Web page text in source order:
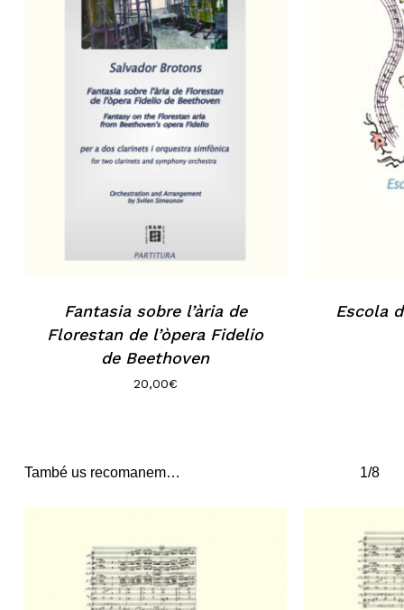
No hi ha productes a la cistella.
Go to shop
Fantasia sobre l’ària de
Florestan de l’òpera Fidelio
de Beethoven
20,00€
Escola
També us recomanem… 1/8